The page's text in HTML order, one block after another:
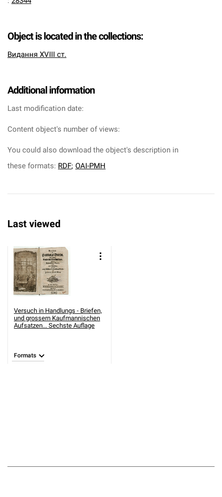
Object is located in the collections:
Видання XVIII ст.
Additional information
Last modification date:
Content object's number of views:
You could also download the object's description in
these formats: RDF; OAI-PMH
Last viewed
Versuch in Handlungs - Briefen,
und grossern Kaufmannischen
Aufsatzen... Sechste Auflage
Formats